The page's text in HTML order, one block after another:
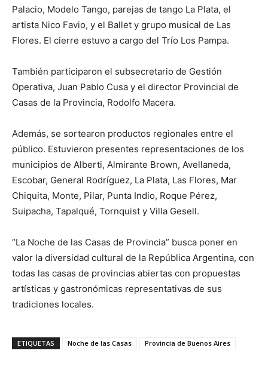
Palacio, Modelo Tango, parejas de tango La Plata, el
artista Nico Favio, y el Ballet y grupo musical de Las
Flores. El cierre estuvo a cargo del Trío Los Pampa.
También participaron el subsecretario de Gestión
Operativa, Juan Pablo Cusa y el director Provincial de
Casas de la Provincia, Rodolfo Macera.
Además, se sortearon productos regionales entre el
público. Estuvieron presentes representaciones de los
municipios de Alberti, Almirante Brown, Avellaneda,
Escobar, General Rodríguez, La Plata, Las Flores, Mar
Chiquita, Monte, Pilar, Punta Indio, Roque Pérez,
Suipacha, Tapalqué, Tornquist y Villa Gesell.
“La Noche de las Casas de Provincia” busca poner en
valor la diversidad cultural de la República Argentina, con
todas las casas de provincias abiertas con propuestas
artísticas y gastronómicas representativas de sus
tradiciones locales.
ETIQUETAS Noche de las Casas Provincia de Buenos Aires